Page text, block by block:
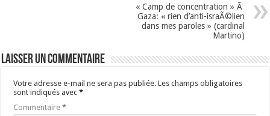
« Camp de concentration » Ã
Gaza: « rien d’anti-israÃ©lien
dans mes paroles » (cardinal
Martino)
Laisser un commentaire
Votre adresse e-mail ne sera pas publiée. Les champs obligatoires
sont indiqués avec*
Commentaire*